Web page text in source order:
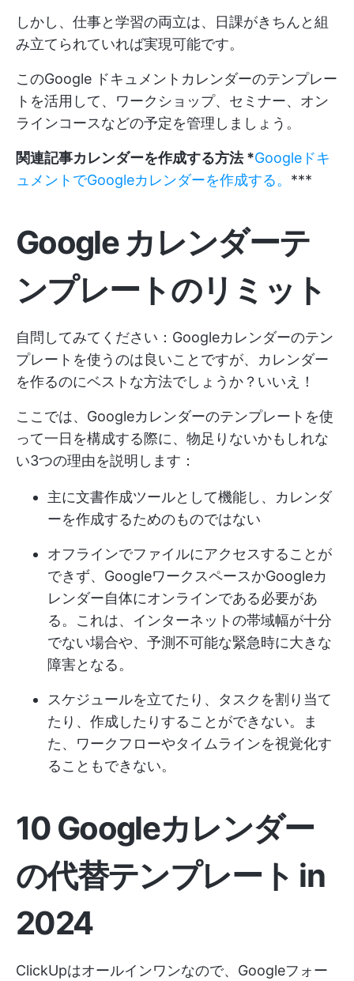
しかし、仕事と学習の両立は、日課がきちんと組
み立てられていれば実現可能です。
このGoogle ドキュメントカレンダーのテンプレー
トを活用して、ワークショップ、セミナー、オン
ラインコースなどの予定を管理しましょう。
関連記事カレンダーを作成する方法 *Googleドキ
ュメントでGoogleカレンダーを作成する。 ***
Google カレンダーテ
ンプレートのリミット
自問してみてください：Googleカレンダーのテン
プレートを使うのは良いことですが、カレンダー
を作るのにベストな方法でしょうか？いいえ！
ここでは、Googleカレンダーのテンプレートを使
って一日を構成する際に、物足りないかもしれな
い3つの理由を説明します：
主に文書作成ツールとして機能し、カレンダ
ーを作成するためのものではない
オフラインでファイルにアクセスすることが
できず、GoogleワークスペースかGoogleカ
レンダー自体にオンラインである必要があ
る。これは、インターネットの帯域幅が十分
でない場合や、予測不可能な緊急時に大きな
障害となる。
スケジュールを立てたり、タスクを割り当て
たり、作成したりすることができない。ま
た、ワークフローやタイムラインを視覚化す
ることもできない。
10 Googleカレンダー
の代替テンプレート in
2024
ClickUpはオールインワンなので、Googleフォー